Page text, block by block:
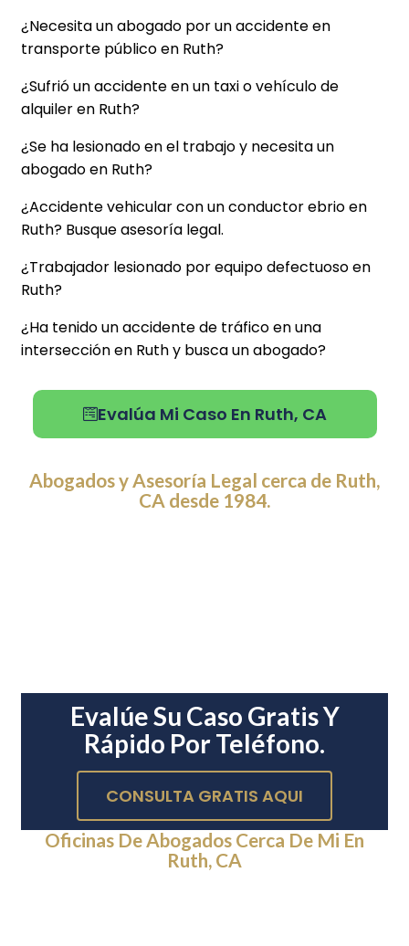
¿Necesita un abogado por un accidente en
transporte público en Ruth?
¿Sufrió un accidente en un taxi o vehículo de
alquiler en Ruth?
¿Se ha lesionado en el trabajo y necesita un
abogado en Ruth?
¿Accidente vehicular con un conductor ebrio en
Ruth? Busque asesoría legal.
¿Trabajador lesionado por equipo defectuoso en
Ruth?
¿Ha tenido un accidente de tráfico en una
intersección en Ruth y busca un abogado?
Evalúa Mi Caso En Ruth, CA
Abogados y Asesoría Legal cerca de Ruth,
CA desde 1984.
Evalúe Su Caso Gratis Y
Rápido Por Teléfono.
CONSULTA GRATIS AQUI
Oficinas De Abogados Cerca De Mi En
Ruth, CA